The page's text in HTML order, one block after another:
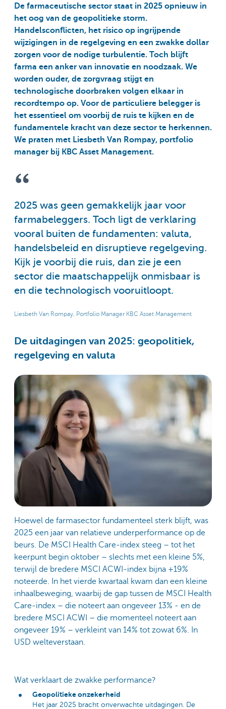
De farmaceutische sector staat in 2025 opnieuw in
het oog van de geopolitieke storm.
Handelsconflicten, het risico op ingrijpende
wijzigingen in de regelgeving en een zwakke dollar
zorgen voor de nodige turbulentie. Toch blijft
farma een anker van innovatie en noodzaak. We
worden ouder, de zorgvraag stijgt en
technologische doorbraken volgen elkaar in
recordtempo op. Voor de particuliere belegger is
het essentieel om voorbij de ruis te kijken en de
fundamentele kracht van deze sector te herkennen.
We praten met Liesbeth Van Rompay, portfolio
manager bij KBC Asset Management.
2025 was geen gemakkelijk jaar voor
farmabeleggers. Toch ligt de verklaring
vooral buiten de fundamenten: valuta,
handelsbeleid en disruptieve regelgeving.
Kijk je voorbij die ruis, dan zie je een
sector die maatschappelijk onmisbaar is
en die technologisch vooruitloopt.
Liesbeth Van Rompay, Portfolio Manager KBC Asset Management
De uitdagingen van 2025: geopolitiek,
regelgeving en valuta
Hoewel de farmasector fundamenteel sterk blijft, was
2025 een jaar van relatieve underperformance op de
beurs. De MSCI Health Care-index steeg – tot het
keerpunt begin oktober – slechts met een kleine 5%,
terwijl de bredere MSCI ACWI-index bijna +19%
noteerde. In het vierde kwartaal kwam dan een kleine
inhaalbeweging, waarbij de gap tussen de MSCI Health
Care-index – die noteert aan ongeveer 13% - en de
bredere MSCI ACWI – die momenteel noteert aan
ongeveer 19% – verkleint van 14% tot zowat 6%. In
USD welteverstaan.
Wat verklaart de zwakke performance?
Geopolitieke onzekerheid
Het jaar 2025 bracht onverwachte uitdagingen. De